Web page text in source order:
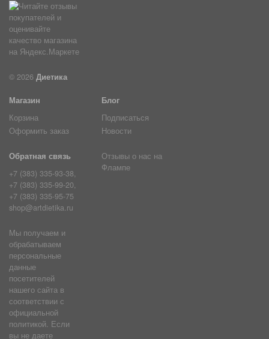
© 2026 Диетика
Магазин
Корзина
Оформить заказ
Блог
Подписаться
Новости
Обратная связь
+7 (383) 335-93-38,
+7 (383) 335-99-20,
+7 (383) 335-95-75
shop@artdietika.ru
Отзывы о нас на
Флампе
Мы получаем и
обрабатываем
персональные
данные
посетителей
нашего сайта в
соответствии с
официальной
политикой. Если
вы не даете